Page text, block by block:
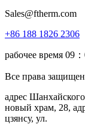
Sales@ftherm.com
+86 188 1826 2306
рабочее время 09
Все права
адрес
новый храм, 28,
цзянсу, ул.